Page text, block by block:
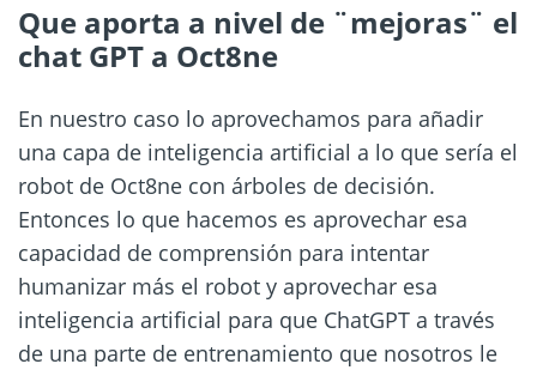
Que aporta a nivel de ¨mejoras¨ el
chat GPT a Oct8ne
En nuestro caso lo aprovechamos para añadir
una capa de inteligencia artificial a lo que sería el
robot de Oct8ne con árboles de decisión.
Entonces lo que hacemos es aprovechar esa
capacidad de comprensión para intentar
humanizar más el robot y aprovechar esa
inteligencia artificial para que ChatGPT a través
de una parte de entrenamiento que nosotros le